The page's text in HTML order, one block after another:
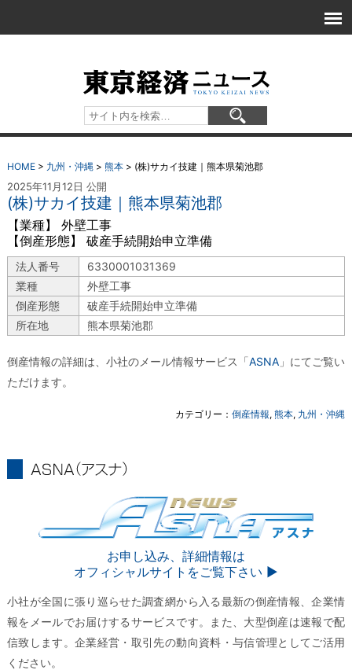
HOME> 九州・沖縄> 熊本> (株)サカイ技建｜熊本県菊池郡
2025年11月12日 公開
(株)サカイ技建｜熊本県菊池郡
【業種】 外壁工事
【倒産形態】 破産手続開始申立準備
法人番号
6330001031369
業種
外壁工事
倒産形態
破産手続開始申立準備
所在地
熊本県菊池郡
倒産情報の詳細は、小社のメール情報サービス「ASNA 」にてご覧い
ただけます。
カテゴリー：倒産情報,熊本, 九州・沖縄
お申し込み、詳細情報は
オフィシャルサイトをご覧下さい ▶︎
小社が全国に張り巡らせた調査網から入る最新の倒産情報、企業情
報をメールでお届けするサービスです。また、大型倒産は速報で配
信致します。企業経営・取引先の動向資料・与信管理としてご活用
ください。